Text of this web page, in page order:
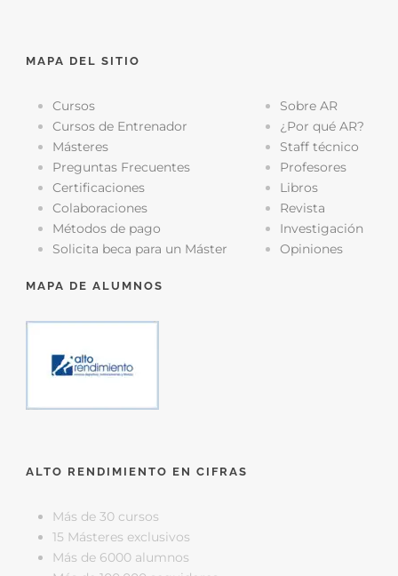
MAPA DEL SITIO
Cursos
Cursos de Entrenador
Másteres
Preguntas Frecuentes
Certificaciones
Colaboraciones
Métodos de pago
Solicita beca para un Máster
Sobre AR
¿Por qué AR?
Staff técnico
Profesores
Libros
Revista
Investigación
Opiniones
MAPA DE ALUMNOS
ALTO RENDIMIENTO EN CIFRAS
Más de 30 cursos
15 Másteres exclusivos
Más de 6000 alumnos